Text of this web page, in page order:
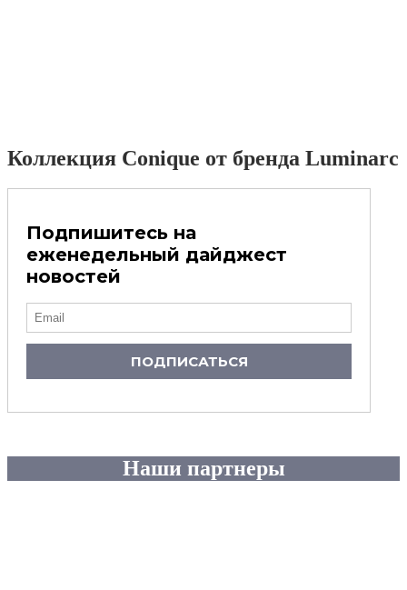
Коллекция Conique от бренда Luminarc
Подпишитесь на
еженедельный дайджест
новостей
ПОДПИСАТЬСЯ
Наши партнеры